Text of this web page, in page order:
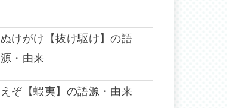
ぬけがけ【抜け駆け】の語
源・由来
えぞ【蝦夷】の語源・由来